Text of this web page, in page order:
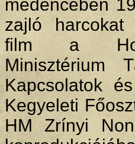
medencében
zajló harcokat
film a
Minisztérium
Kapcsolatok
Kegyeleti
HM Zrínyi